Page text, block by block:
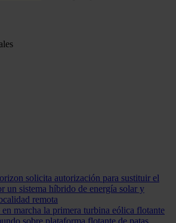
solicita autorización para sustituir el
un sistema híbrido de energía solar y
remota
marcha la primera turbina eólica flotante
sobre plataforma flotante de patas